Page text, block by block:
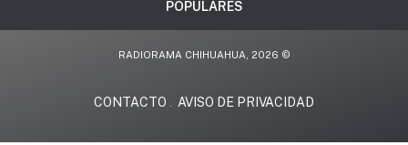
POPULARES
RADIORAMA CHIHUAHUA, 2026 ©
CONTACTO AVISO DE PRIVACIDAD